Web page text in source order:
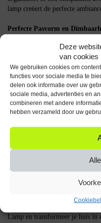
Deze
van cookies
We gebruiken cookies om
functies voor sociale media te
delen ook informatie over uw
sociale media, advertenties en
combineren met andere
hebben verzameld door uw
lamp creëert de perfecte
Perfecte Pasvorm en
De SPL GU5.3 LED Lamp is
bestaande GU5.3 armaturen.
flexibiliteit om de lichtintensiteit
waardoor je de perfecte sfeer
Specificaties
Lichtopbrengst: 460 lumen
Lamp en transformeer je huis in